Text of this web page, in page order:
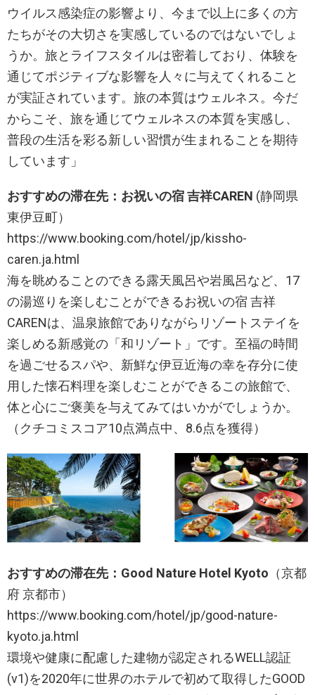
ウイルス感染症の影響より、今まで以上に多くの方
たちがその大切さを実感しているのではないでしょ
うか。旅とライフスタイルは密着しており、体験を
通じてポジティブな影響を人々に与えてくれること
が実証されています。旅の本質はウェルネス。今だ
からこそ、旅を通じてウェルネスの本質を実感し、
普段の生活を彩る新しい習慣が生まれることを期待
しています」
おすすめの滞在先：お祝いの宿 吉祥CAREN (静岡県
東伊豆町）
https://www.booking.com/hotel/jp/kissho-
caren.ja.html
海を眺めることのできる露天風呂や岩風呂など、17
の湯巡りを楽しむことができるお祝いの宿 吉祥
CARENは、温泉旅館でありながらリゾートステイを
楽しめる新感覚の「和リゾート」です。至福の時間
を過ごせるスパや、新鮮な伊豆近海の幸を存分に使
用した懐石料理を楽しむことができるこの旅館で、
体と心にご褒美を与えてみてはいかがでしょうか。
（クチコミスコア10点満点中、8.6点を獲得）
おすすめの滞在先：Good Nature Hotel Kyoto （京都
府 京都市）
https://www.booking.com/hotel/jp/good-nature-
kyoto.ja.html
環境や健康に配慮した建物が認定されるWELL認証
(v1)を2020年に世界のホテルで初めて取得したGOOD